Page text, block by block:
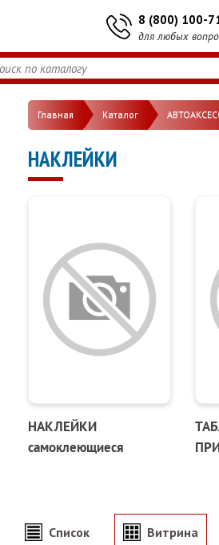
8 (800) 100-
для любых
Главная Каталог
НАКЛЕЙКИ
НАКЛЕЙКИ
самоклеющиеся
Список Витрина